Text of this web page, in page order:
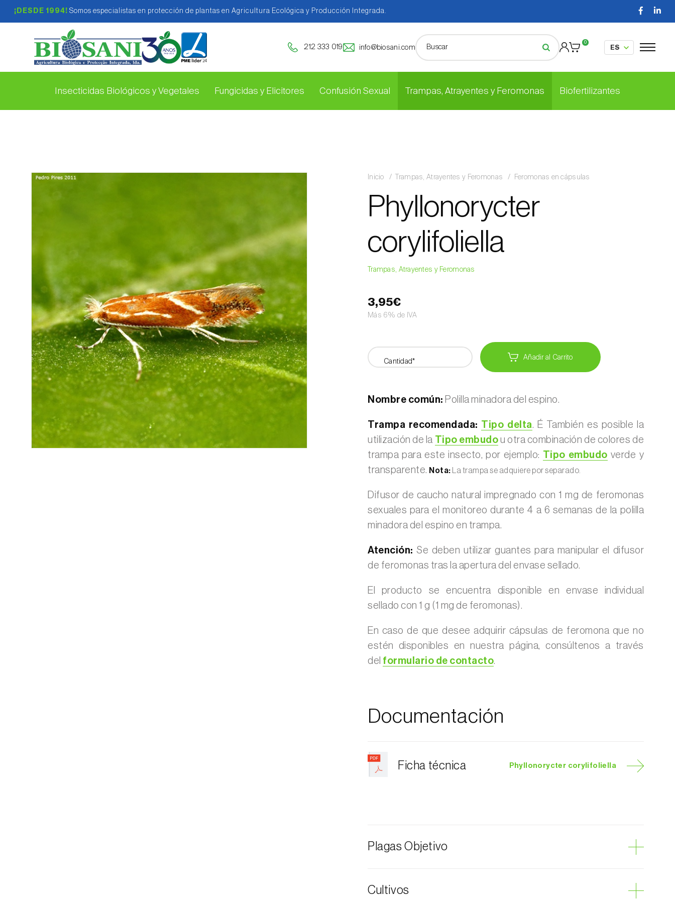
¡DESDE 1994! Somos especialistas en protección de plantas en Agricultura Ecológica y Producción Integrada.
212 333 019 info@biosani.com
0
Insecticidas Biológicos y Vegetales Fungicidas y Elicitores Confusión Sexual Trampas, Atrayentes y Feromonas Biofertilizantes
Inicio Trampas, Atrayentes y Feromonas Feromonas en cápsulas
Phyllonorycter
corylifoliella
Trampas, Atrayentes y Feromonas
3,95€
Más 6% de IVA
Cantidad* Añadir al Carrito
Nombre común: Polilla minadora del espino.
Trampa recomendada: Tipo delta. É También es posible la
utilización de la Tipo embudo u otra combinación de colores de
trampa para este insecto, por ejemplo: Tipo embudo verde y
transparente. Nota: La trampa se adquiere por separado.
Difusor de caucho natural impregnado con 1 mg de feromonas
sexuales para el monitoreo durante 4 a 6 semanas de la polilla
minadora del espino en trampa.
Atención: Se deben utilizar guantes para manipular el difusor
de feromonas tras la apertura del envase sellado.
El producto se encuentra disponible en envase individual
sellado con 1 g (1 mg de feromonas).
En caso de que desee adquirir cápsulas de feromona que no
estén disponibles en nuestra página, consúltenos a través
del formulario de contacto.
Documentación
Ficha técnica Phyllonorycter corylifoliella
Plagas Objetivo
Cultivos